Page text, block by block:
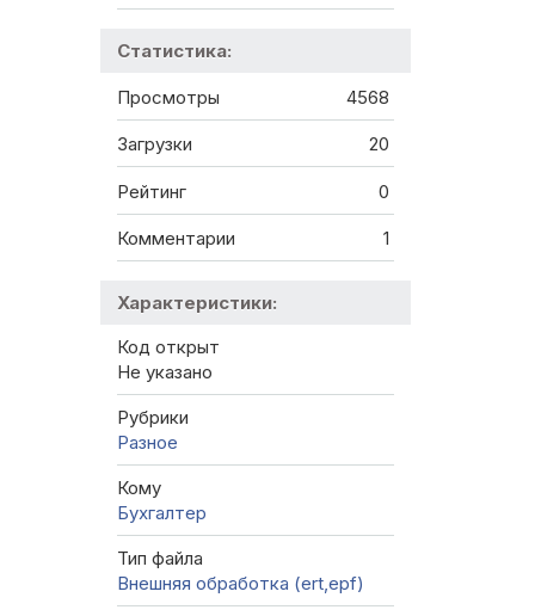
Статистика:
Просмотры 4568
Загрузки 20
Рейтинг 0
Комментарии 1
Характеристики:
Код открыт
Не указано
Рубрики
Разное
Кому
Бухгалтер
Тип файла
Внешняя обработка (ert,epf)